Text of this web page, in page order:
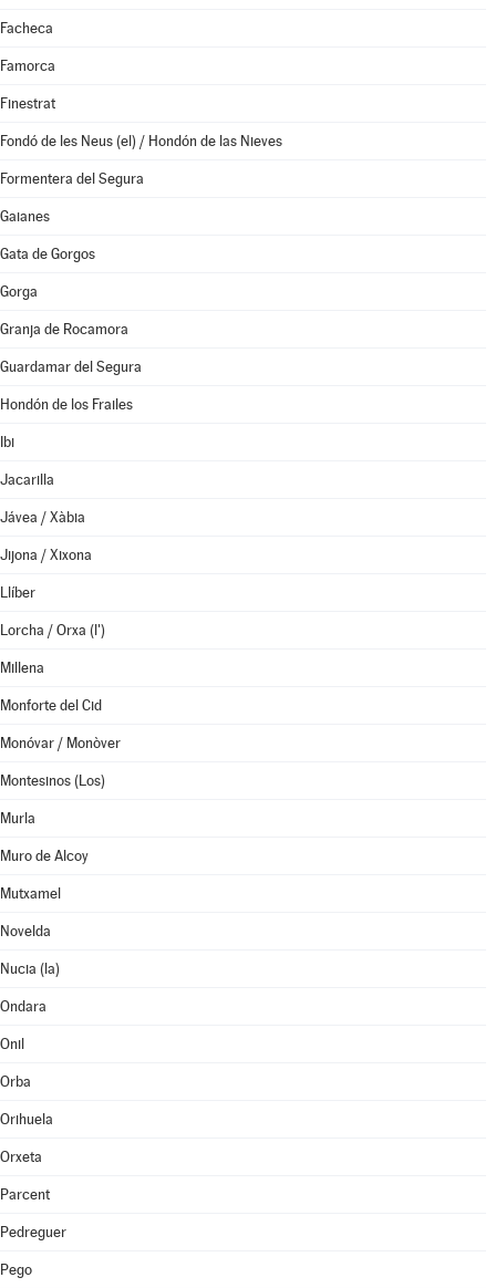
Facheca
Famorca
Finestrat
Fondó de les Neus (el) / Hondón de las Nieves
Formentera del Segura
Gaianes
Gata de Gorgos
Gorga
Granja de Rocamora
Guardamar del Segura
Hondón de los Frailes
Ibi
Jacarilla
Jávea / Xàbia
Jijona / Xixona
Llíber
Lorcha / Orxa (l')
Millena
Monforte del Cid
Monóvar / Monòver
Montesinos (Los)
Murla
Muro de Alcoy
Mutxamel
Novelda
Nucia (la)
Ondara
Onil
Orba
Orihuela
Orxeta
Parcent
Pedreguer
Pego